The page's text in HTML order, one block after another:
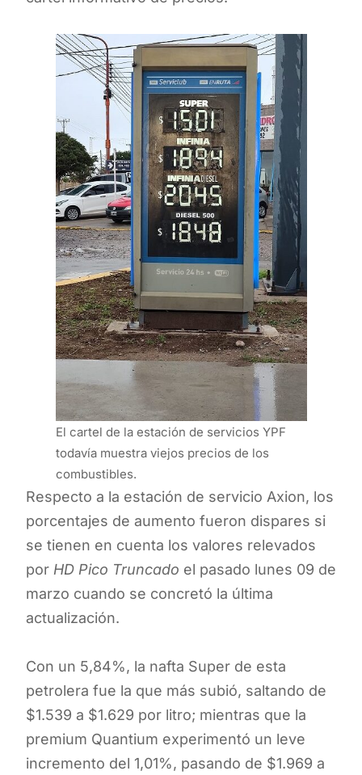
El cartel de la estación de servicios YPF
todavía muestra viejos precios de los
combustibles.
Respecto a la estación de servicio Axion, los
porcentajes de aumento fueron dispares si
se tienen en cuenta los valores relevados
por HD Pico Truncado el pasado lunes 09 de
marzo cuando se concretó la última
actualización.
Con un 5,84%, la nafta Super de esta
petrolera fue la que más subió, saltando de
$1.539 a $1.629 por litro; mientras que la
premium Quantium experimentó un leve
incremento del 1,01%, pasando de $1.969 a